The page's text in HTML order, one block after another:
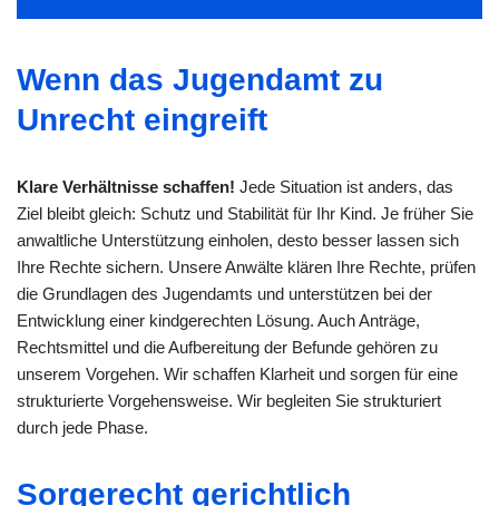
Wenn das Jugendamt zu
Unrecht eingreift
Klare Verhältnisse schaffen! Jede Situation ist anders, das
Ziel bleibt gleich: Schutz und Stabilität für Ihr Kind. Je früher Sie
anwaltliche Unterstützung einholen, desto besser lassen sich
Ihre Rechte sichern. Unsere Anwälte klären Ihre Rechte, prüfen
die Grundlagen des Jugendamts und unterstützen bei der
Entwicklung einer kindgerechten Lösung. Auch Anträge,
Rechtsmittel und die Aufbereitung der Befunde gehören zu
unserem Vorgehen. Wir schaffen Klarheit und sorgen für eine
strukturierte Vorgehensweise. Wir begleiten Sie strukturiert
durch jede Phase.
Sorgerecht gerichtlich